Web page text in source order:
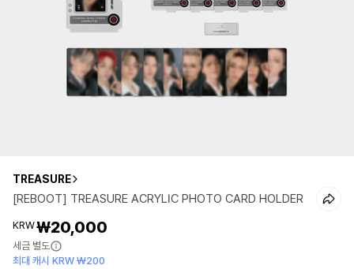
TREASURE
[REBOOT] TREASURE ACRYLIC PHOTO CARD HOLDER
KRW₩20,000
세금 별도
최대 캐시 KRW ₩200